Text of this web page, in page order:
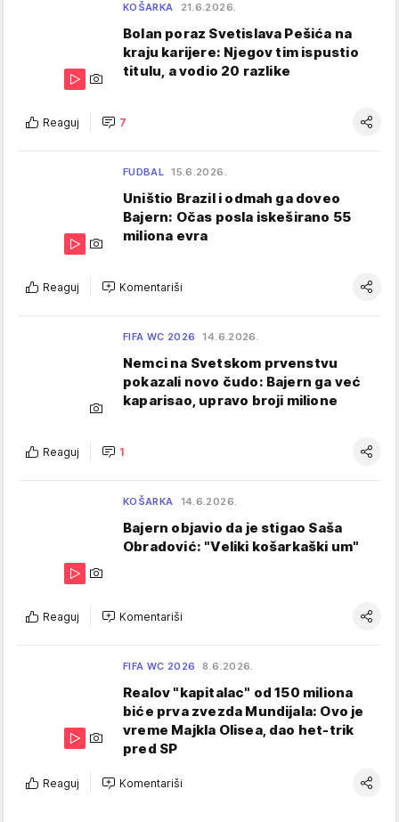
KOŠARKA 21.6.2026.
Bolan poraz Svetislava Pešića na
kraju karijere: Njegov tim ispustio
titulu, a vodio 20 razlike
Reaguj 7
FUDBAL 15.6.2026.
Uništio Brazil i odmah ga doveo
Bajern: Očas posla iskeširano 55
miliona evra
Reaguj Komentariši
FIFA WC 2026 14.6.2026.
Nemci na Svetskom prvenstvu
pokazali novo čudo: Bajern ga već
kaparisao, upravo broji milione
Reaguj 1
KOŠARKA 14.6.2026.
Bajern objavio da je stigao Saša
Obradović: "Veliki košarkaški um"
Reaguj Komentariši
FIFA WC 2026 8.6.2026.
Realov "kapitalac" od 150 miliona
biće prva zvezda Mundijala: Ovo je
vreme Majkla Olisea, dao het-trik
pred SP
Reaguj Komentariši